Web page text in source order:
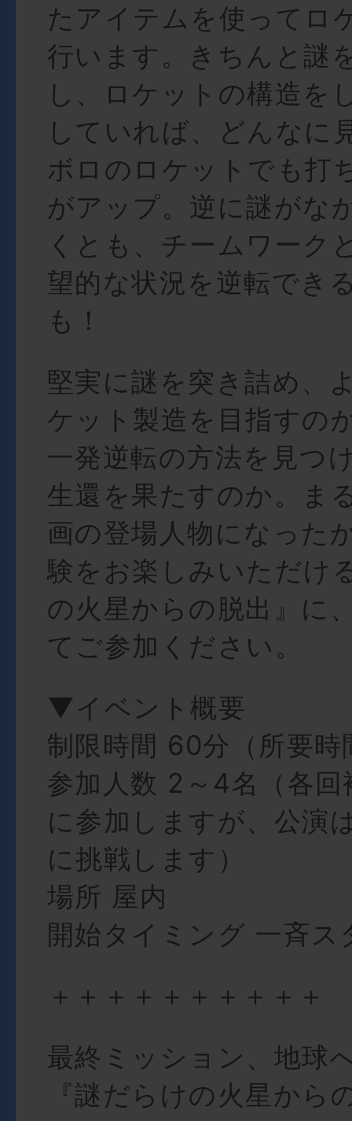
たアイテムを使ってロ
行います。きちんと謎
し、ロケットの構造を
していれば、どんなに
ボロのロケットでも打
がアップ。逆に謎がな
くとも、チームワーク
望的な状況を逆転でき
も！
堅実に謎を突き詰め、
ケット製造を目指すの
一発逆転の方法を見つ
生還を果たすのか。ま
画の登場人物になった
験をお楽しみいただけ
の火星からの脱出』に
てご参加ください。
▼イベント概要
制限時間 60分（所要時
参加人数 2～4名（各回
に参加しますが、公演
に挑戦します）
場所 屋内
開始タイミング 一斉ス
＋＋＋＋＋＋＋＋＋＋
最終ミッション、地球
『謎だらけの火星から